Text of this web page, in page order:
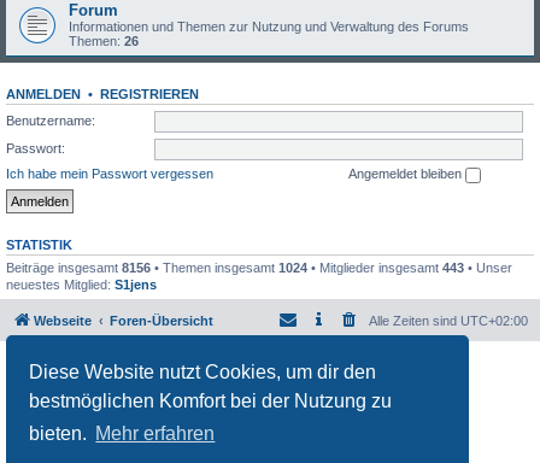
Diese Website nutzt Cookies, um dir den
bestmöglichen Komfort bei der Nutzung zu
bieten. Mehr erfahren
Forum
Informationen und Themen zur Nutzung und Verwaltung des Forums
Themen: 26
ANMELDEN •
REGISTRIEREN
Benutzername:
Passwort:
Ich habe mein Passwort vergessen
Angemeldet bleiben
STATISTIK
Beiträge insgesamt 8156 • Themen insgesamt 1024 • Mitglieder insgesamt 443 • Unser
neuestes Mitglied: S1jens
Webseite Foren-Übersicht Alle Zeiten sind UTC+02:00
Powered by phpBB
® Forum Software © phpBB Limited
Datenschutz|Nutzungsbedingungen